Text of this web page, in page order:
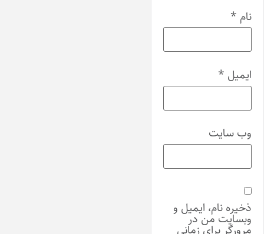
نام *
ایمیل *
وب‌ سایت
ذخیره نام، ایمیل و
وبسایت من در
مرورگر برای زمانی